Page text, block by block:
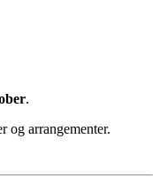
.
og arrangementer.